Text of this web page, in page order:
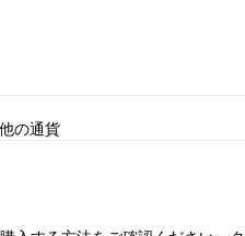
の通貨